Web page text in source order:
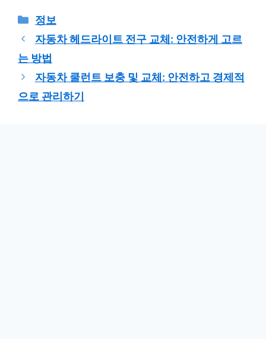
카
테
고
리
정보
자동차 헤드라이트 전구 교체: 안전하게 고르
는 방법
자동차 쿨런트 보충 및 교체: 안전하고 경제적
으로 관리하기